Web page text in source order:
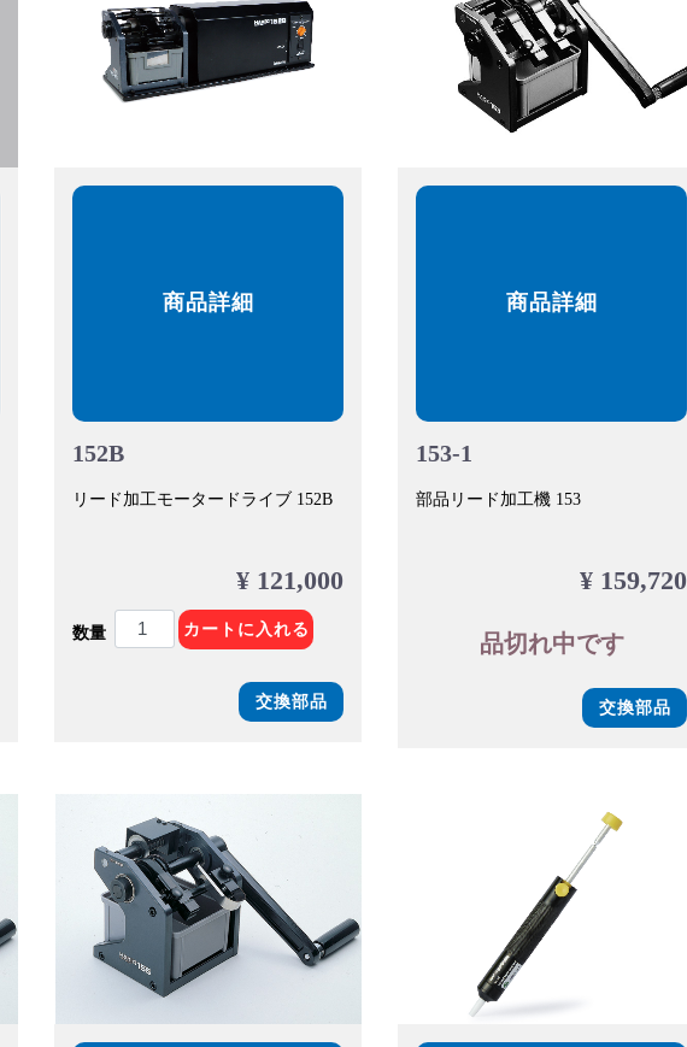
商品詳細
152B
リード加工モータードライブ 152B
¥ 121,000
数量 カートに入れる
交換部品
商品詳細
153-1
部品リード加工機 153
¥ 159,720
品切れ中です
交換部品